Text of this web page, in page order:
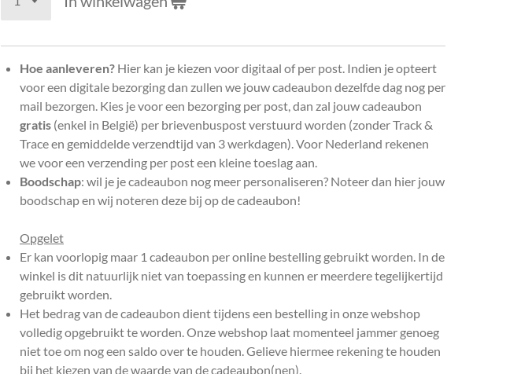
Hoe aanleveren? Hier kan je kiezen voor digitaal of per post. Indien je opteert
voor een digitale bezorging dan zullen we jouw cadeaubon dezelfde dag nog per
mail bezorgen. Kies je voor een bezorging per post, dan zal jouw cadeaubon
gratis (enkel in België) per brievenbuspost verstuurd worden (zonder Track &
Trace en gemiddelde verzendtijd van 3 werkdagen). Voor Nederland rekenen
we voor een verzending per post een kleine toeslag aan.
Boodschap: wil je je cadeaubon nog meer personaliseren? Noteer dan hier jouw
boodschap en wij noteren deze bij op de cadeaubon!
Opgelet
Er kan voorlopig maar 1 cadeaubon per online bestelling gebruikt worden. In de
winkel is dit natuurlijk niet van toepassing en kunnen er meerdere tegelijkertijd
gebruikt worden.
Het bedrag van de cadeaubon dient tijdens een bestelling in onze webshop
volledig opgebruikt te worden. Onze webshop laat momenteel jammer genoeg
niet toe om nog een saldo over te houden. Gelieve hiermee rekening te houden
bij het kiezen van de waarde van de cadeaubon(nen).